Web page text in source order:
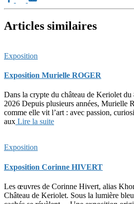
Articles similaires
Exposition
Exposition Murielle ROGER
Dans la crypte du château de Keriolet
2026 Depuis plusieurs années, Murielle
comme elle vit l’art : avec passion,
aux Lire la suite
Exposition
Exposition Corinne HIVERT
Les œuvres de Corinne Hivert, alias
Château de Keriolet. Sous la lumière